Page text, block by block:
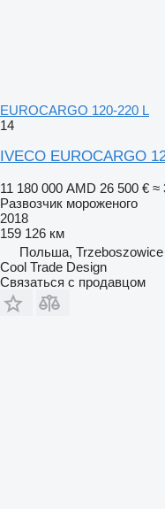
EUROCARGO 120-220 L
14
IVECO EUROCARGO
11 180 000 AMD 26 500 € ≈
Развозчик мороженого
2018
159 126 км
Польша, Trzeboszowice
Cool Trade Design
Связаться с продавцом